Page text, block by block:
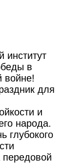
институт
в
войне!
для
и
народа.
глубокого
передовой